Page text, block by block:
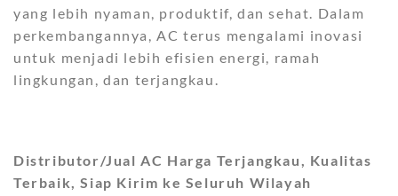
yang lebih nyaman, produktif, dan sehat. Dalam
perkembangannya, AC terus mengalami inovasi
untuk menjadi lebih efisien energi, ramah
lingkungan, dan terjangkau.
Distributor/Jual AC Harga Terjangkau, Kualitas
Terbaik, Siap Kirim ke Seluruh Wilayah